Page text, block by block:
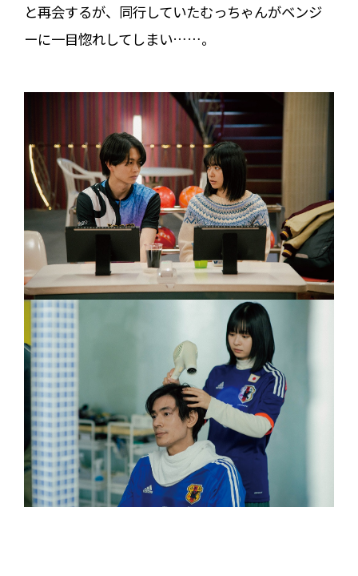
と再会するが、同行していたむっちゃんがベンジ
ーに一目惚れしてしまい……。